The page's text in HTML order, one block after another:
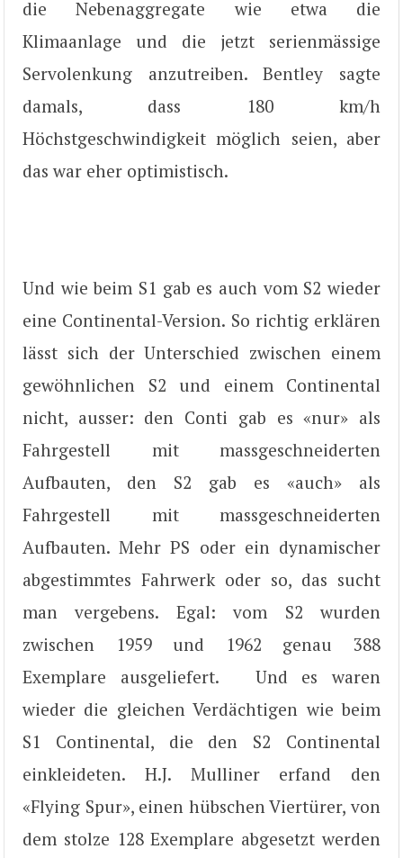
die Nebenaggregate wie etwa die
Klimaanlage und die jetzt serienmässige
Servolenkung anzutreiben. Bentley sagte
damals, dass 180 km/h
Höchstgeschwindigkeit möglich seien, aber
das war eher optimistisch.
Und wie beim S1 gab es auch vom S2 wieder
eine Continental-Version. So richtig erklären
lässt sich der Unterschied zwischen einem
gewöhnlichen S2 und einem Continental
nicht, ausser: den Conti gab es «nur» als
Fahrgestell mit massgeschneiderten
Aufbauten, den S2 gab es «auch» als
Fahrgestell mit massgeschneiderten
Aufbauten. Mehr PS oder ein dynamischer
abgestimmtes Fahrwerk oder so, das sucht
man vergebens. Egal: vom S2 wurden
zwischen 1959 und 1962 genau 388
Exemplare ausgeliefert. Und es waren
wieder die gleichen Verdächtigen wie beim
S1 Continental, die den S2 Continental
einkleideten. H.J. Mulliner erfand den
«Flying Spur», einen hübschen Viertürer, von
dem stolze 128 Exemplare abgesetzt werden